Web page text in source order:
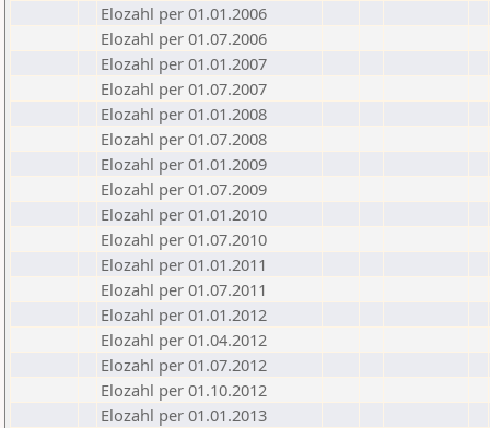
Elozahl per 01.01.2006
Elozahl per 01.07.2006
Elozahl per 01.01.2007
Elozahl per 01.07.2007
Elozahl per 01.01.2008
Elozahl per 01.07.2008
Elozahl per 01.01.2009
Elozahl per 01.07.2009
Elozahl per 01.01.2010
Elozahl per 01.07.2010
Elozahl per 01.01.2011
Elozahl per 01.07.2011
Elozahl per 01.01.2012
Elozahl per 01.04.2012
Elozahl per 01.07.2012
Elozahl per 01.10.2012
Elozahl per 01.01.2013